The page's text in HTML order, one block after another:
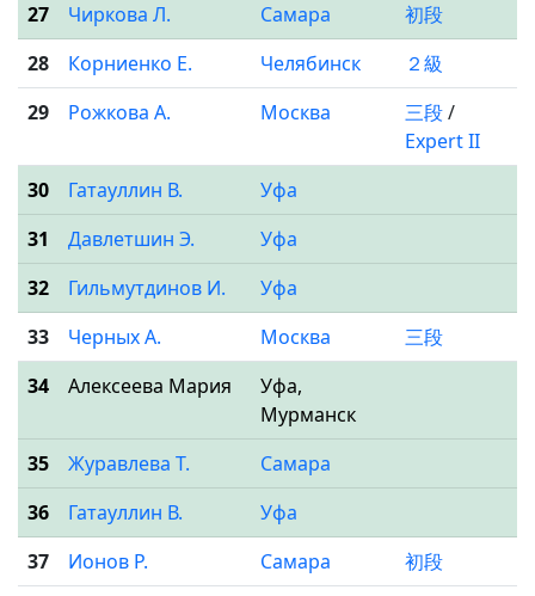
27
Чиркова Л. Самара
初段
28
Корниенко Е. Челябинск
２級
29
Рожкова А. Москва 三段/
Expert II
30
Гатауллин В.
Уфа
31
Давлетшин Э.
Уфа
32
Гильмутдинов И.
Уфа
33
Черных А. Москва
三段
34
Алексеева Мария
Уфа,
Мурманск
35
Журавлева Т.
Самара
36
Гатауллин В.
Уфа
37
Ионов Р. Самара
初段